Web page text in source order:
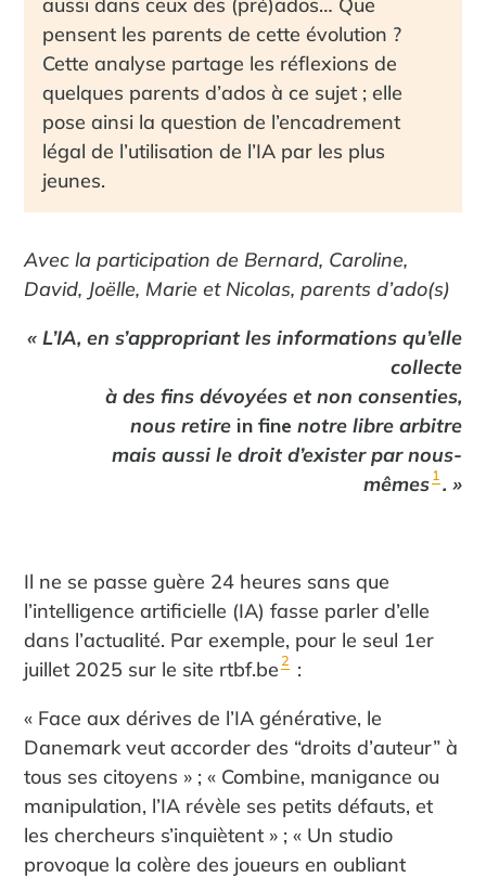
pensent les parents de cette évolution ?
Cette analyse partage les réflexions de
quelques parents d’ados à ce sujet ; elle
pose ainsi la question de l’encadrement
légal de l’utilisation de l’IA par les plus
jeunes.
Avec la participation de Bernard, Caroline,
David, Joëlle, Marie et Nicolas, parents d’ado(s)
« L’IA, en s’appropriant les informations qu’elle
collecte
à des fins dévoyées et non consenties,
nous retire in fine notre libre arbitre
mais aussi le droit d’exister par nous-
mêmes 1 . »
Il ne se passe guère 24 heures sans que
l’intelligence artificielle (IA) fasse parler d’elle
dans l’actualité. Par exemple, pour le seul 1er
juillet 2025 sur le site rtbf.be 2 :
« Face aux dérives de l’IA générative, le
Danemark veut accorder des “droits d’auteur” à
tous ses citoyens » ; « Combine, manigance ou
manipulation, l’IA révèle ses petits défauts, et
les chercheurs s’inquiètent » ; « Un studio
provoque la colère des joueurs en oubliant